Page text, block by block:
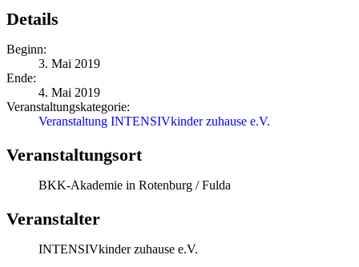
Details
Beginn:
3. Mai 2019
Ende:
4. Mai 2019
Veran­stal­tungs­ka­te­gorie:
Veran­staltung INTENSIVkinder zuhause e.V.
Veranstaltungsort
BKK-Akademie in Rotenburg /​ Fulda
Veran­stalter
INTENSIVkinder zuhause e.V.